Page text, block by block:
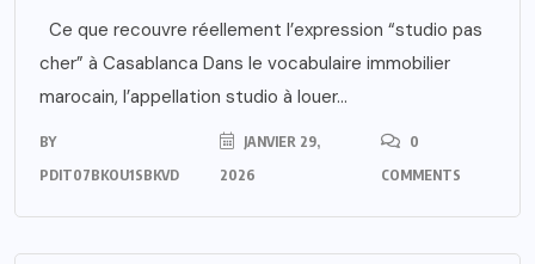
Ce que recouvre réellement l’expression “studio pas
cher” à Casablanca Dans le vocabulaire immobilier
marocain, l’appellation studio à louer...
BY
PDIT07BKOU1SBKVD
JANVIER 29,
2026
0
COMMENTS